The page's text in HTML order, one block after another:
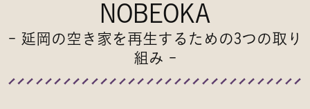
NOBEOKA
- 延岡の空き家を再生するための3つの取り
組み -